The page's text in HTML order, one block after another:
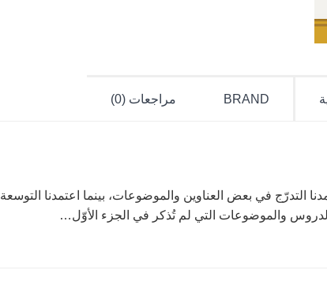
BRAND مراجعات (0)
التدرّج في بعض العناوين والموضوعات، بينما اعتمدنا التوسعة
والموضوعات التي لم تُذكر في الجزء الأوّل…